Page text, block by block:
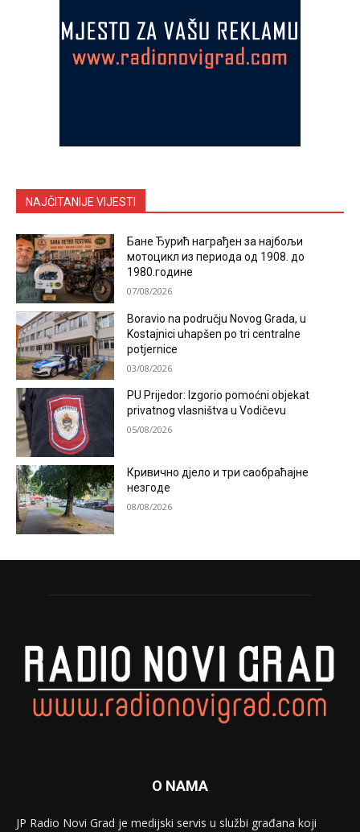
NAJČITANIJE VIJESTI
Бане Ђурић награђен за најбољи
мотоцикл из периода од 1908. до
1980.године
07/08/2026
Boravio na području Novog Grada, u
Kostajnici uhapšen po tri centralne
potjernice
03/08/2026
PU Prijedor: Izgorio pomoćni objekat
privatnog vlasništva u Vodičevu
05/08/2026
Кривично дјело и три саобраћајне
незгоде
08/08/2026
O NAMA
JP Radio Novi Grad je medijski servis u službi građana koji